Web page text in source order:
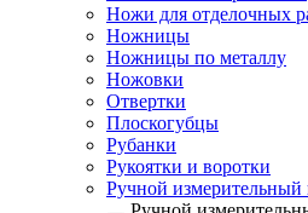
Ножи для отделочных
Ножницы
Ножницы по металлу
Ножовки
Отвертки
Плоскогубцы
Рубанки
Рукоятки и воротки
Ручной измерительный